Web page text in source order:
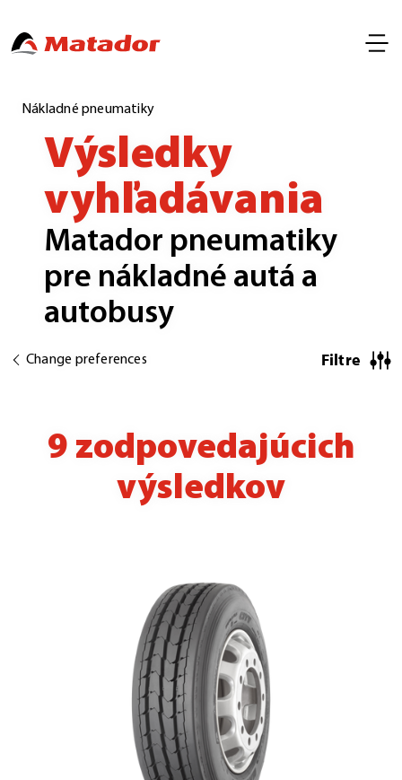
Nákladné pneumatiky
Výsledky
vyhľadávania
Matador pneumatiky
pre nákladné autá a
autobusy
Change preferences Filtre
9 zodpovedajúcich
výsledkov